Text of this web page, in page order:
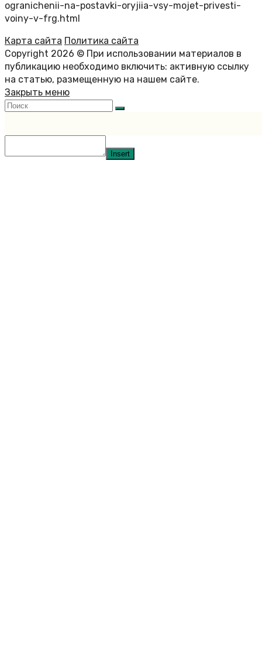
ogranichenii-na-postavki-oryjiia-vsy-mojet-privesti-
voiny-v-frg.html
Карта сайта Политика сайта
Copyright 2026 © При использовании материалов в
публикацию необходимо включить: активную ссылку
на статью, размещенную на нашем сайте.
Закрыть меню
Insert